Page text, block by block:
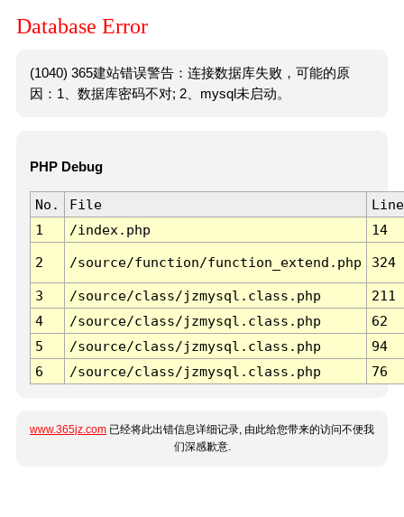
Database Error
(1040) 365建站错误警告：连接数据库失败，可能的原
因：1、数据库密码不对; 2、mysql未启动。
PHP Debug
No. File
Line
1
/index.php 14
2 /source/function/function_extend.php 324
3 /source/class/jzmysql.class.php
211
4
/source/class/jzmysql.class.php
62
5
/source/class/jzmysql.class.php
94
6
/source/class/jzmysql.class.php 76
www.365jz.com 已经将此出错信息详细记录, 由此给您带来的访问不便我
们深感歉意.